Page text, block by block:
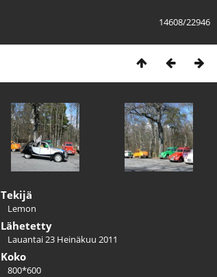
14608/22946
Tekijä
Lemon
Lähetetty
Lauantai 23 Heinäkuu 2011
Koko
800*600